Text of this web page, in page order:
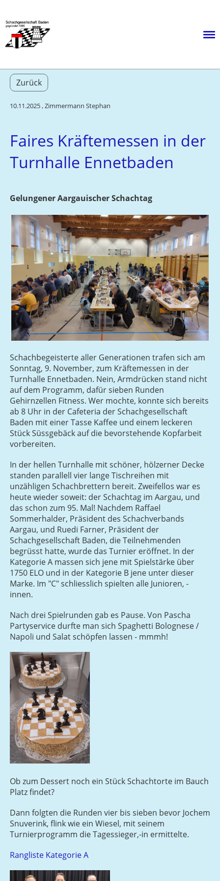
Zurück
10.11.2025, Zimmermann Stephan
Faires Kräftemessen in der
Turnhalle Ennetbaden
Gelungener Aargauischer Schachtag
Schachbegeisterte aller Generationen trafen sich am
Sonntag, 9. November, zum Kräftemessen in der
Turnhalle Ennetbaden. Nein, Armdrücken stand nicht
auf dem Programm, dafür sieben Runden
Gehirnzellen Fitness. Wer mochte, konnte sich bereits
ab 8 Uhr in der Cafeteria der Schachgesellschaft
Baden mit einer Tasse Kaffee und einem leckeren
Stück Süssgebäck auf die bevorstehende Kopfarbeit
vorbereiten.
In der hellen Turnhalle mit schöner, hölzerner Decke
standen parallell vier lange Tischreihen mit
unzähligen Schachbrettern bereit. Zweifellos war es
heute wieder soweit: der Schachtag im Aargau, und
das schon zum 95. Mal! Nachdem Raffael
Sommerhalder, Präsident des Schachverbands
Aargau, und Ruedi Farner, Präsident der
Schachgesellschaft Baden, die Teilnehmenden
begrüsst hatte, wurde das Turnier eröffnet. In der
Kategorie A massen sich jene mit Spielstärke über
1750 ELO und in der Kategorie B jene unter dieser
Marke. Im "C" schliesslich spielten alle Junioren, -
innen.
Nach drei Spielrunden gab es Pause. Von Pascha
Partyservice durfte man sich Spaghetti Bolognese /
Napoli und Salat schöpfen lassen - mmmh!
Ob zum Dessert noch ein Stück Schachtorte im Bauch
Platz findet?
Dann folgten die Runden vier bis sieben bevor Jochem
Snuverink, flink wie ein Wiesel, mit seinem
Turnierprogramm die Tagessieger,-in ermittelte.
Rangliste Kategorie A